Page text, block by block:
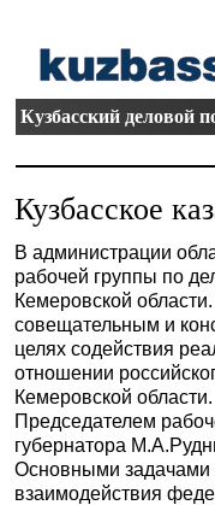
Кузбасский деловой
Кузбасское
В администрации
рабочей группы по
Кемеровской
совещательным и
целях содействия
отношении
Кемеровской области.
Председателем
губернатора
Основными задачами
взаимодействия